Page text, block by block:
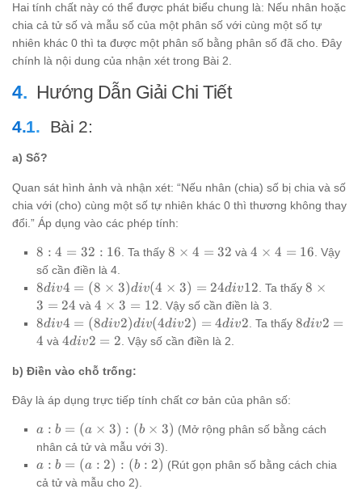
m}{b : m}
quad (m in
mathbb{N},
m \ne 0)
Hai tính chất này có thể được phát biểu chung là: Nếu nhân hoặc
chia cả tử số và mẫu số của một phân số với cùng một số tự
nhiên khác 0 thì ta được một phân số bằng phân số đã cho. Đây
chính là nội dung của nhận xét trong Bài 2.
Hướng Dẫn Giải Chi Tiết
Bài 2:
a) Số?
Quan sát hình ảnh và nhận xét: “Nếu nhân (chia) số bị chia và số
chia với (cho) cùng một số tự nhiên khác 0 thì thương không thay
đổi.” Áp dụng vào các phép tính:
8 :
4
=
32
:
16
8 : 4 = 32 : 16 . Ta thấy8
4 = 32
8 × 4 = 32 và4
4 = 16
4 × 4 = 16 . Vậy
số cần điền là 4.
8 div 4
= (8
\times
3) div
\times
24 div
8div4 = (8 × 3)div(4 × 3) = 24div12 . Ta thấy 8
3 = 24
8 ×
3 = 24 và4
\times
3 = 12
4 × 3 = 12 . Vậy số cần điền là 3.
8
div
=
div
div
(4
div
2)
8div4 = (8div2)div(4div2) = 4div2 . Ta thấy 8
8div2 =
4 và 4
2
2
4div2 = 2 . Vậy số cần điền là 2.
b) Điền vào chỗ trống:
Đây là áp dụng trực tiếp tính chất cơ bản của phân số:
a : b =
(a
\times
3) : (b
a : b = (a × 3) : (b × 3) (Mở rộng phân số bằng cách
nhân cả tử và mẫu với 3).
a
:
a : b = (a : 2) : (b : 2) (Rút gọn phân số bằng cách chia
cả tử và mẫu cho 2).